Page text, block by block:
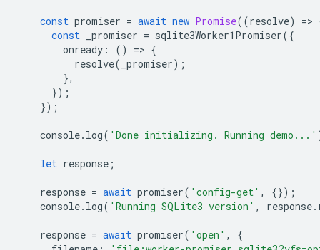
const promiser = await new Promise((resolve) =>
const
_promiser = sqlite3Worker1Promiser({
onready : () => {
resolve( _promiser);
},
});
});
console. log( 'Done initializing. Running demo...'
let response ;
response = await promiser( 'config-get' ,
{});
console. log( 'Running SQLite3 version' , response.
response = await promiser( 'open' ,
{